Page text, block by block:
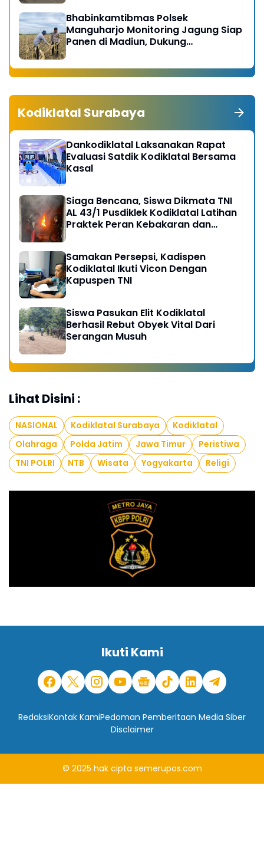
Bhabinkamtibmas Polsek
Manguharjo Monitoring Jagung Siap
Panen di Madiun, Dukung
Kodiklatal Surabaya
Dankodiklatal Laksanakan Rapat
Evaluasi Satdik Kodiklatal Bersama
Kasal
Siaga Bencana, Siswa Dikmata TNI
AL 43/1 Pusdiklek Kodiklatal Latihan
Praktek Peran Kebakaran dan
Samakan Persepsi, Kadispen
Kodiklatal Ikuti Vicon Dengan
Kapuspen TNI
Siswa Pasukan Elit Kodiklatal
Berhasil Rebut Obyek Vital Dari
Serangan Musuh
Lihat Disini :
NASIONAL Kodiklatal Surabaya
Kodiklatal
Olahraga
Polda Jatim Jawa Timur
Peristiwa
TNI POLRI
NTB Wisata Yogyakarta Religi
Ikuti Kami
RedaksiKontak KamiPedoman Pemberitaan Media Siber
Disclaimer
© 2025 hak cipta semerupos.com